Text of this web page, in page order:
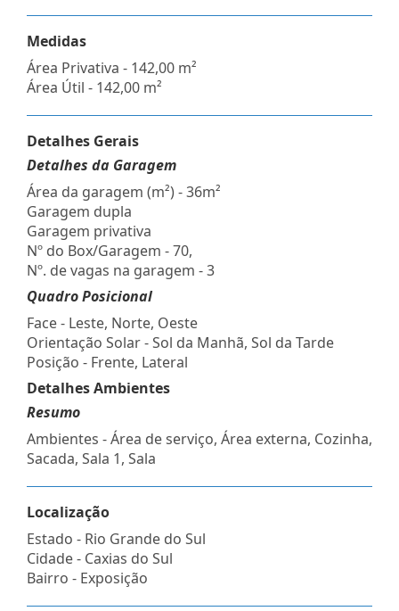
Medidas
Área Privativa - 142,00 m²
Área Útil - 142,00 m²
Detalhes Gerais
Detalhes da Garagem
Área da garagem (m²) - 36m²
Garagem dupla
Garagem privativa
Nº do Box/Garagem - 70,
Nº. de vagas na garagem - 3
Quadro Posicional
Face - Leste, Norte, Oeste
Orientação Solar - Sol da Manhã, Sol da Tarde
Posição - Frente, Lateral
Detalhes Ambientes
Resumo
Ambientes - Área de serviço, Área externa, Cozinha,
Sacada, Sala 1, Sala
Localização
Estado - Rio Grande do Sul
Cidade - Caxias do Sul
Bairro - Exposição